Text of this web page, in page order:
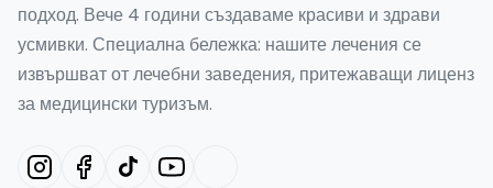
подход. Вече 4 години създаваме красиви и здрави
усмивки. Специална бележка: нашите лечения се
извършват от лечебни заведения, притежаващи лиценз
за медицински туризъм.